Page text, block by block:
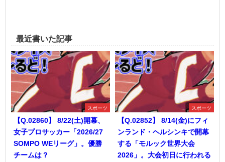
最近書いた記事
スポーツ
【Q.02860】 8/22(土)開幕、
女子プロサッカー「2026/27
SOMPO WEリーグ」。優勝
チームは？
スポーツ
【Q.02852】 8/14(金)にフィ
ンランド・ヘルシンキで開幕
する「モルック世界大会
2026」。大会初日に行われる